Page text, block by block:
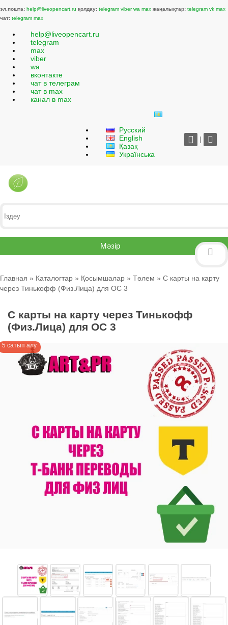
эл.пошта: help@liveopencart.ru қолдау: telegram viber wa max жаңалықтар: telegram vk max
чат: telegram max
help@liveopencart.ru
telegram
max
viber
wa
вконтакте
чат в телеграм
чат в max
канал в max
Русский
English
Қазақ
Українська
|
Мәзір
Главная » Каталогтар » Қосымшалар » Төлем » С карты на карту
через Тинькофф (Физ.Лица) для OC 3
С карты на карту через Тинькофф
(Физ.Лица) для OC 3
5 сатып алу